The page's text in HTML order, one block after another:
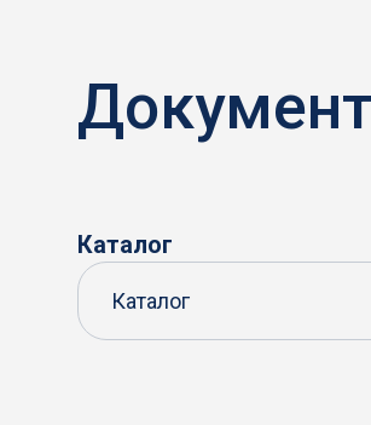
Каталог
Каталог